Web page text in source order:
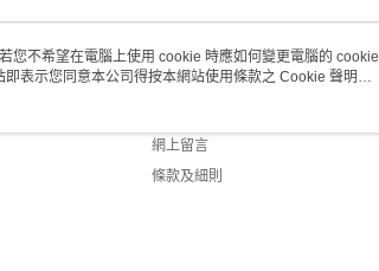
客戶服務
網上留言
條款及細則
您不希望在電腦上使用 cookie 時應如何變更電腦的 cookie
表示您同意本公司得按本網站使用條款之 Cookie 聲明使